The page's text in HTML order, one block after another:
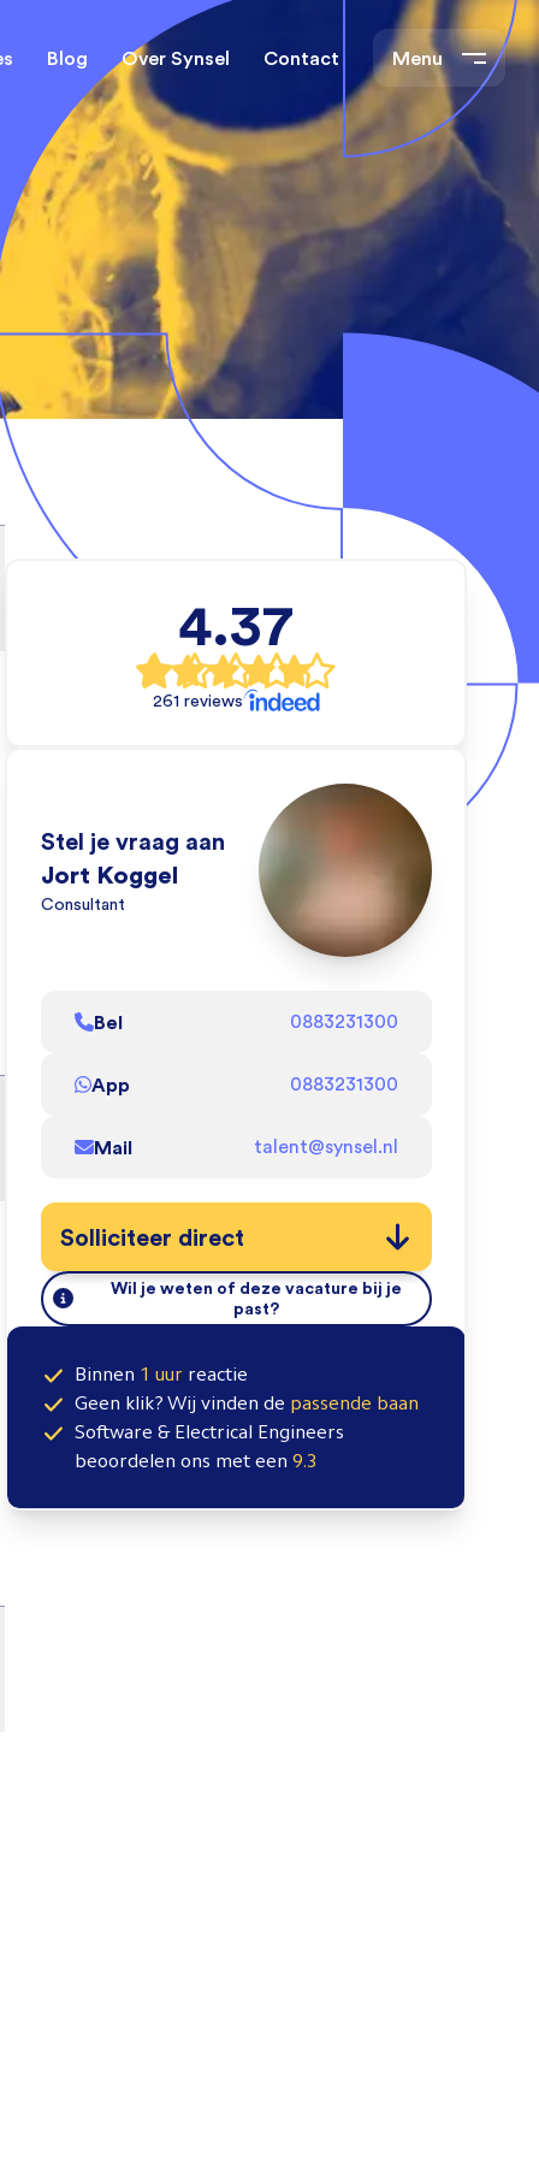
Engineers
Technische
Mechanical Engineers
Monteurs Technische
Dienst
Blog Over Synsel Contact Menu
4.37
261 reviews
Stel je vraag aan
Jort Koggel
Consultant
Bel 0883231300
App 0883231300
Mail talent@synsel.nl
Solliciteer direct
Wil je weten of deze vacature bij je
past?
Binnen 1 uur reactie
Geen klik? Wij vinden de passende baan
Software & Electrical Engineers
beoordelen ons met een 9.3